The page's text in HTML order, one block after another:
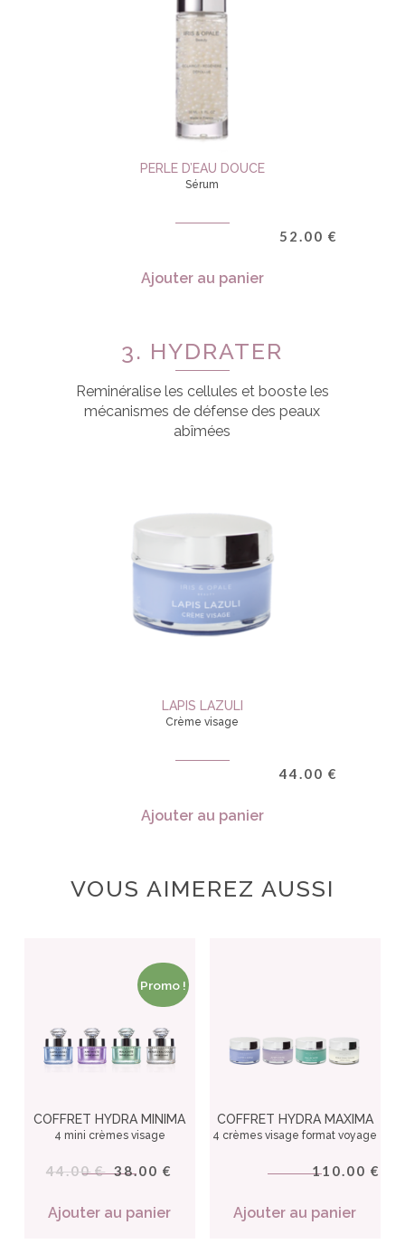
PERLE D’EAU DOUCE
Sérum
52.00 €
Ajouter au panier
3. HYDRATER
Reminéralise les cellules et booste les
mécanismes de défense des peaux
abîmées
LAPIS LAZULI
Crème visage
44.00 €
Ajouter au panier
VOUS AIMEREZ AUSSI
Promo !
COFFRET HYDRA MINIMA
4 mini crèmes visage
44.00 € 38.00 €
Ajouter au panier
COFFRET HYDRA MAXIMA
4 crèmes visage format voyage
110.00 €
Ajouter au panier